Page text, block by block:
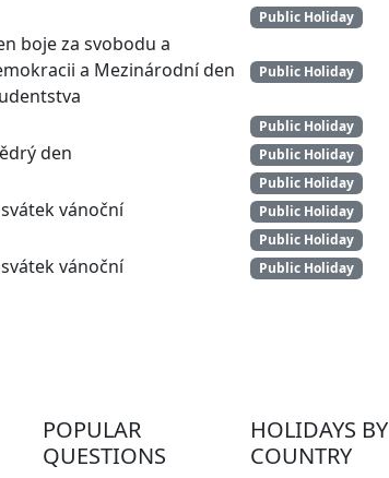
Public Holiday
boje za svobodu a
a Mezinárodní den
Public Holiday
Public Holiday
den Public Holiday
Public Holiday
vánoční Public Holiday
Public Holiday
vánoční Public Holiday
POPULAR
QUESTIONS
HOLIDAYS BY
COUNTRY